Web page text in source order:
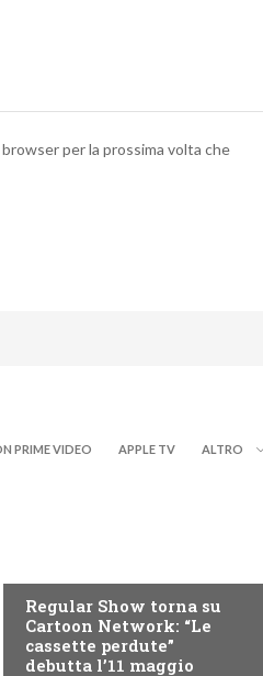
per la prossima volta che
PRIME VIDEO APPLE TV ALTRO
Regular Show torna su
Cartoon Network: “Le
cassette perdute”
debutta l’11 maggio